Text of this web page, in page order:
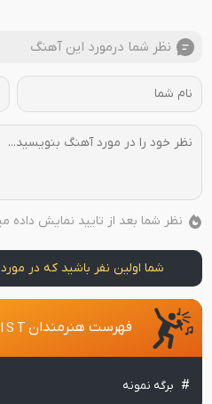
نظر شما درمورد این آهنگ
نظر شما بعد از تایید نمایش داده
شما اولین نفر باشید که در
فهرست هنرمندان
برگه نمونه